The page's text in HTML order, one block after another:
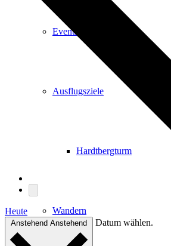
Events
Ausflugsziele
Hardtbergturm
Wandern
Heute
Anstehend Anstehend Datum wählen.